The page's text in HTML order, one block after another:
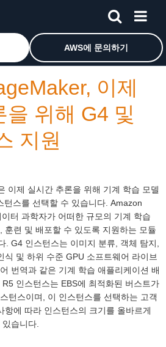
홈 페이지로 돌아가려면 여기를 클
AWS에 문의하기
이제
을 위해 G4 및
지원
이제 실시간 추론을 위해 기계 학습 모델
턴스를 선택할 수 있습니다. Amazon
터 과학자가 어떠한 규모의 기계 학습
훈련 및 배포할 수 있도록 지원하는 모듈
. G4 인스턴스는 이미지 분류, 객체 탐지,
식 및 하위 수준 GPU 소프트웨어 라이브
번역과 같은 기계 학습 애플리케이션 배
인스턴스는 EBS에 최적화된 버스트가
턴스이며, 이 인스턴스를 선택하는 고객
항에 따라 인스턴스의 크기를 올바르게
습니다.